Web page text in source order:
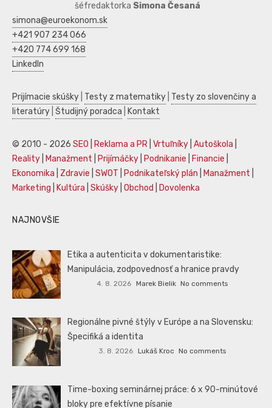
šéfredaktorka Simona Česaná
simona@euroekonom.sk
+421 907 234 066
+420 774 699 168
LinkedIn
Prijímacie skúšky Testy z matematiky Testy zo slovenčiny a
literatúry Študijný poradca Kontakt
© 2010 - 2026 SEO Reklama a PR Vrtuľníky Autoškola
Reality
Manažment Prijímáčky Podnikanie Financie
Ekonomika
Zdravie SWOT Podnikateľský plán Manažment
Marketing
Kultúra Skúšky Obchod Dovolenka
NAJNOVŠIE
Etika a autenticita v dokumentaristike:
Manipulácia, zodpovednosť a hranice pravdy
4. 8. 2026 Marek Bielik No comments
Regionálne pivné štýly v Európe a na Slovensku:
Špecifiká a identita
3. 8. 2026 Lukáš Kroc No comments
Time-boxing seminárnej práce: 6 x 90-minútové
bloky pre efektívne písanie